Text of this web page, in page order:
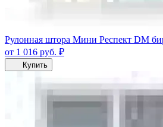
Рулонная штора Мини Респект DM
от 1 016 руб. ₽
Купить